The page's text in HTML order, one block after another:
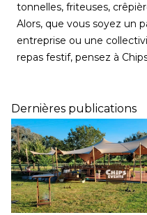
tonnelles, friteuses,
Alors, que vous soyez un
entreprise ou une
repas festif, pensez à
Dernières publications